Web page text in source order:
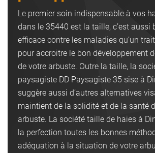
Le premier soin indispensable à vos
dans le 35440 est la taille, c’est aussi
efficace contre les maladies qu’un
pour accroitre le bon développement
de votre arbuste. Outre la taille, la
paysagiste DD Paysagiste 35 sise à
suggère aussi d’autres alternatives
maintient de la solidité et de la santé
arbuste. La société taille de haies à
la perfection toutes les bonnes
adéquation à la situation de votre